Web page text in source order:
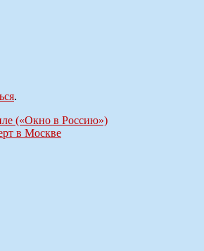
.
(«Окно в Россию»)
в Москве